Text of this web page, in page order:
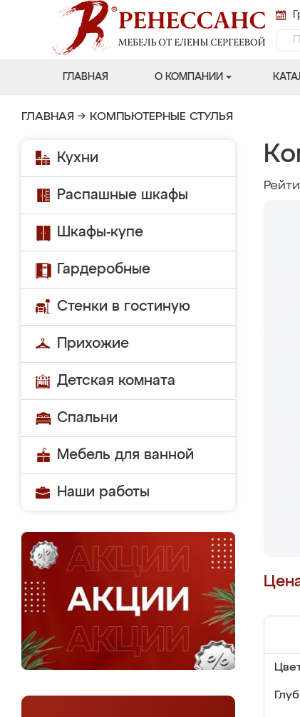
ГЛАВНАЯ О КОМПАНИИ
ГЛАВНАЯ → КОМПЬЮТЕРНЫЕ СТУЛЬЯ
Кухни
Распашные шкафы
Шкафы-купе
Гардеробные
Стенки в гостиную
Прихожие
Детская комната
Спальни
Мебель для ванной
Наши работы